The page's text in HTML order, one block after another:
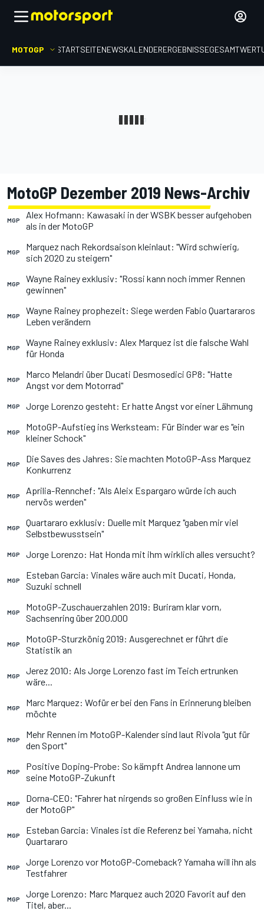
MOTOGP STARTSEITENEWSKALENDERERGEBNISSE
MotoGP Dezember 2019 News-Archiv
MGP
Alex Hofmann: Kawasaki in der WSBK besser aufgehoben
als in der MotoGP
MGP
Marquez nach Rekordsaison kleinlaut: "Wird schwierig,
sich 2020 zu steigern"
MGP
Wayne Rainey exklusiv: "Rossi kann noch immer Rennen
gewinnen"
MGP
Wayne Rainey prophezeit: Siege werden Fabio Quartararos
Leben verändern
MGP
Wayne Rainey exklusiv: Alex Marquez ist die falsche Wahl
für Honda
MGP
Marco Melandri über Ducati Desmosedici GP8: "Hatte
Angst vor dem Motorrad"
MGP Jorge Lorenzo gesteht: Er hatte Angst vor einer Lähmung
MGP
MotoGP-Aufstieg ins Werksteam: Für Binder war es "ein
kleiner Schock"
MGP
Die Saves des Jahres: Sie machten MotoGP-Ass Marquez
Konkurrenz
MGP
Aprilia-Rennchef: "Als Aleix Espargaro würde ich auch
nervös werden"
MGP
Quartararo exklusiv: Duelle mit Marquez "gaben mir viel
Selbstbewusstsein"
MGP Jorge Lorenzo: Hat Honda mit ihm wirklich alles versucht?
MGP
Esteban Garcia: Vinales wäre auch mit Ducati, Honda,
Suzuki schnell
MGP
MotoGP-Zuschauerzahlen 2019: Buriram klar vorn,
Sachsenring über 200.000
MGP
MotoGP-Sturzkönig 2019: Ausgerechnet er führt die
Statistik an
MGP
Jerez 2010: Als Jorge Lorenzo fast im Teich ertrunken
wäre...
MGP
Marc Marquez: Wofür er bei den Fans in Erinnerung bleiben
möchte
MGP
Mehr Rennen im MotoGP-Kalender sind laut Rivola "gut für
den Sport"
MGP
Positive Doping-Probe: So kämpft Andrea Iannone um
seine MotoGP-Zukunft
MGP
Dorna-CEO: "Fahrer hat nirgends so großen Einfluss wie in
der MotoGP"
MGP
Esteban Garcia: Vinales ist die Referenz bei Yamaha, nicht
Quartararo
MGP
Jorge Lorenzo vor MotoGP-Comeback? Yamaha will ihn als
Testfahrer
MGP
Jorge Lorenzo: Marc Marquez auch 2020 Favorit auf den
Titel, aber...